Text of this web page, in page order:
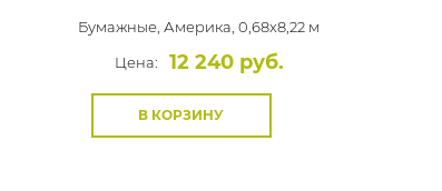
Бумажные, Америка, 0,68x8,22 м
Цена:
12 240 руб.
В КОРЗИНУ